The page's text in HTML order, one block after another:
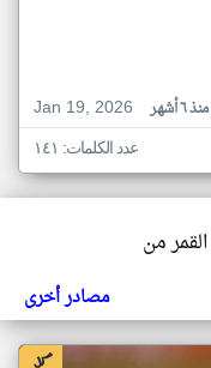
Jan 19, 2026
منذ ٦ أشهر
عدد الكلمات: ١٤١
من
مصادر أخرى